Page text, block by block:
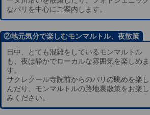
なパリを中心にご案内します。
②地元気分で楽しむモンマルトル、夜散策
日中、とても混雑をしているモンマルトル
も、夜は静かでローカルな雰囲気を楽しめま
す。
サクレクール寺院前からのパリの眺めを楽し
んだり、モンマルトルの路地裏散策をお楽し
みください。